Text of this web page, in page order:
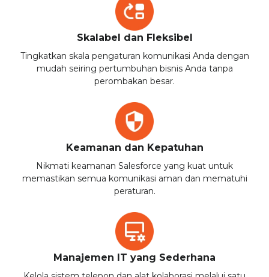
Skalabel dan Fleksibel
Tingkatkan skala pengaturan komunikasi Anda dengan
mudah seiring pertumbuhan bisnis Anda tanpa
perombakan besar.
Keamanan dan Kepatuhan
Nikmati keamanan Salesforce yang kuat untuk
memastikan semua komunikasi aman dan mematuhi
peraturan.
Manajemen IT yang Sederhana